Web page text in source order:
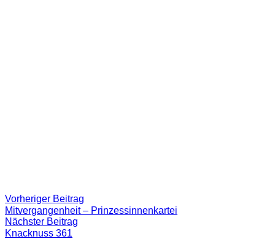
Beitragsnavigation
Vorheriger Beitrag
Beitrag:
Mitvergangenheit – Prinzessinnenkartei
Nächster Beitrag
Knacknuss 361